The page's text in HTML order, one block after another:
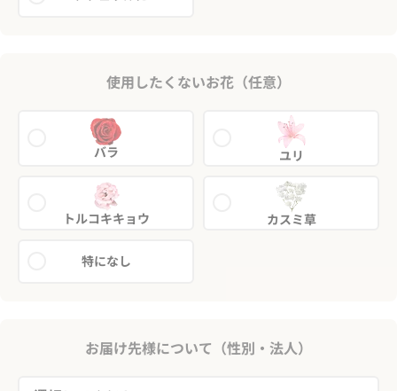
使用したくないお花（任意）
バラ ユリ
トルコキキョウ カスミ草
特になし
お届け先様について（性別・法人）